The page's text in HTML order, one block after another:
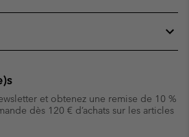
et obtenez une remise de 10 %
dès 120 € d’achats sur les articles